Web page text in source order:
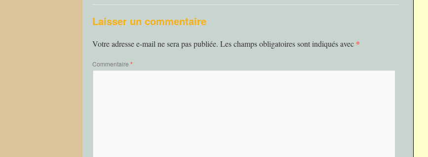
Laisser un commentaire
Votre adresse e-mail ne sera pas publiée. Les champs obligatoires sont indiqués avec *
Commentaire *